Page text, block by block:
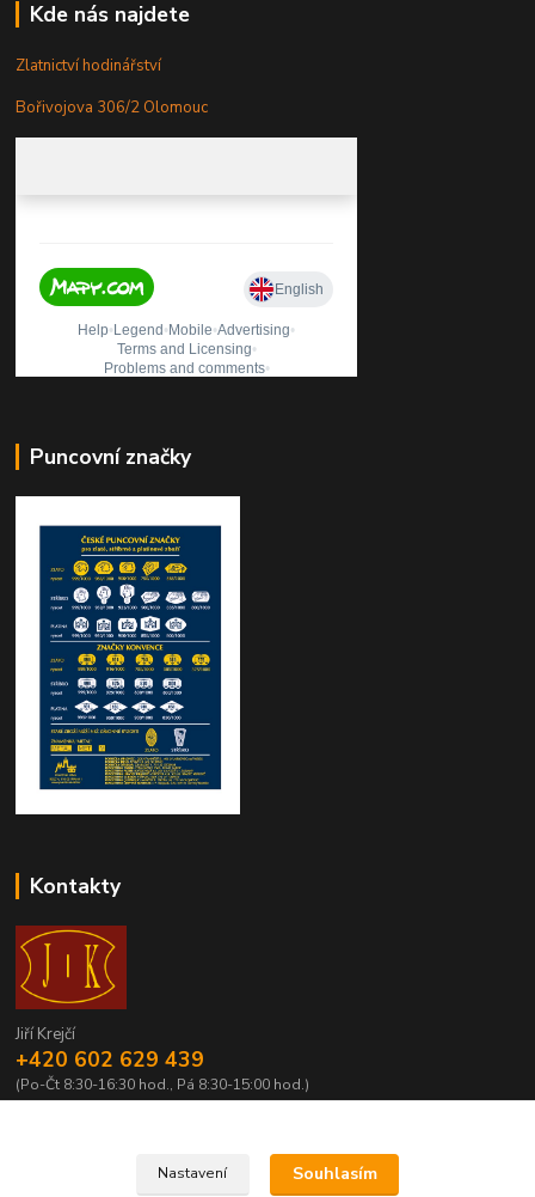
Kde nás najdete
Zlatnictví hodinářství
Bořivojova 306/2 Olomouc
Puncovní značky
Kontakty
Jiří Krejčí
+420 602 629 439
(Po-Čt 8:30-16:30 hod., Pá 8:30-15:00 hod.)
Nastavení Souhlasím